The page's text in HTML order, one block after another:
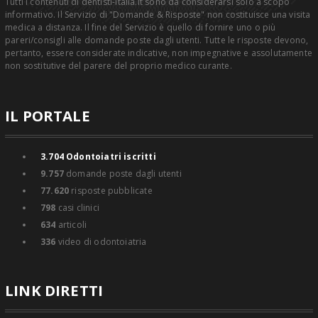
delle gengive , e all'estetica bianca ossia del
dente, utilizzando tecniche di chirurgia mucogengivale
, una conservativa estetica estremamente curata e una
protesica che utilizza i materiali migliori ( ceramiche
integrali e zirconia ) curata da tecnici di grande
Medico-Legali,
informativo. Il Servizio di "Domande & Risposte" non costituisce una visita
medica a distanza. Il fine del Servizio è quello di fornire uno o più
pareri/consigli alle domande poste dagli utenti. Tutte le risposte devono,
pertanto, essere considerate indicative, non impegnative e assolutamente
non sostitutive del parere del proprio medico curante.
IL PORTALE
3.704Odontoiatri iscritti
9.757domande poste dagli utenti
77.620 risposte pubblicate
798 casi clinici
634 articoli
336 video di odontoiatria
LINK DIRETTI